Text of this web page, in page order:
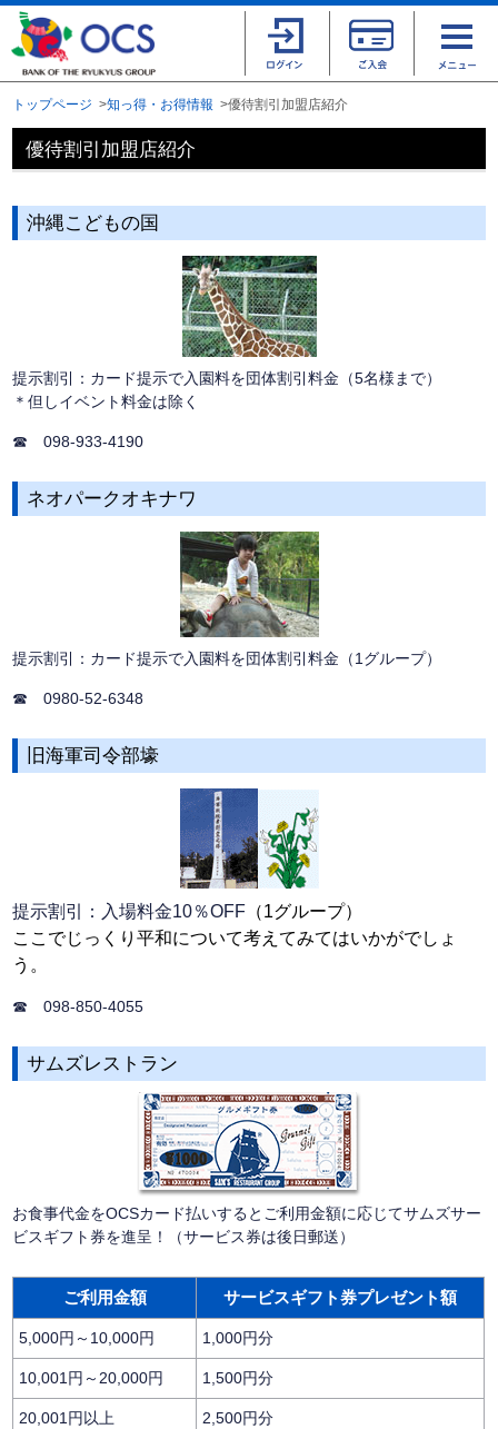
トップページ 知っ得・お得情報 優待割引加盟店紹介
優待割引加盟店紹介
沖縄こどもの国
提示割引：カード提示で入園料を団体割引料金（5名様まで）
＊但しイベント料金は除く
☎ 098-933-4190
ネオパークオキナワ
提示割引：カード提示で入園料を団体割引料金（1グループ）
☎ 0980-52-6348
旧海軍司令部壕
提示割引：入場料金10％OFF （1グループ）
ここでじっくり平和について考えてみてはいかがでしょ
う。
☎ 098-850-4055
サムズレストラン
お食事代金をOCSカード払いするとご利用金額に応じてサムズサー
ビスギフト券を進呈！（サービス券は後日郵送）
ご利用金額 サービスギフト券プレゼント額
5,000円～10,000円 1,000円分
10,001円～20,000円 1,500円分
20,001円以上 2,500円分